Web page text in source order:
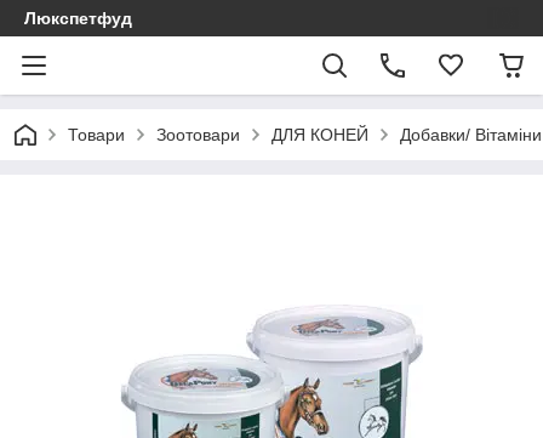
Люкспетфуд
Товари Зоотовари ДЛЯ КОНЕЙ Добавки/ Вітаміни